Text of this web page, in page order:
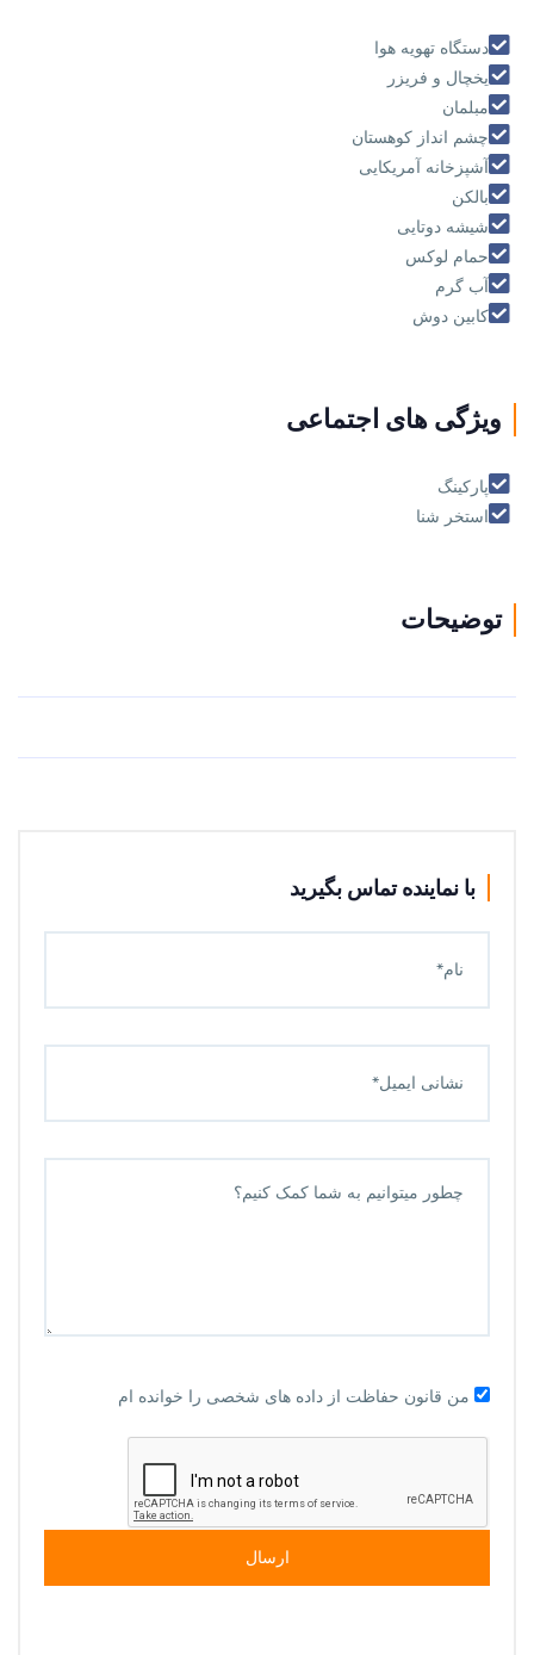
دستگاه تهويه هوا
يخچال و فريزر
مبلمان
چشم انداز كوهستان
آشپزخانه آمریکایی
بالکن
شیشه دوتایی
حمام لوکس
آب گرم
کابین دوش
ویژگی های اجتماعی
پارکینگ
استخر شنا
توضیحات
با نماینده تماس بگیرید
من قانون حفاظت از داده های شخصی را خوانده ام
ارسال